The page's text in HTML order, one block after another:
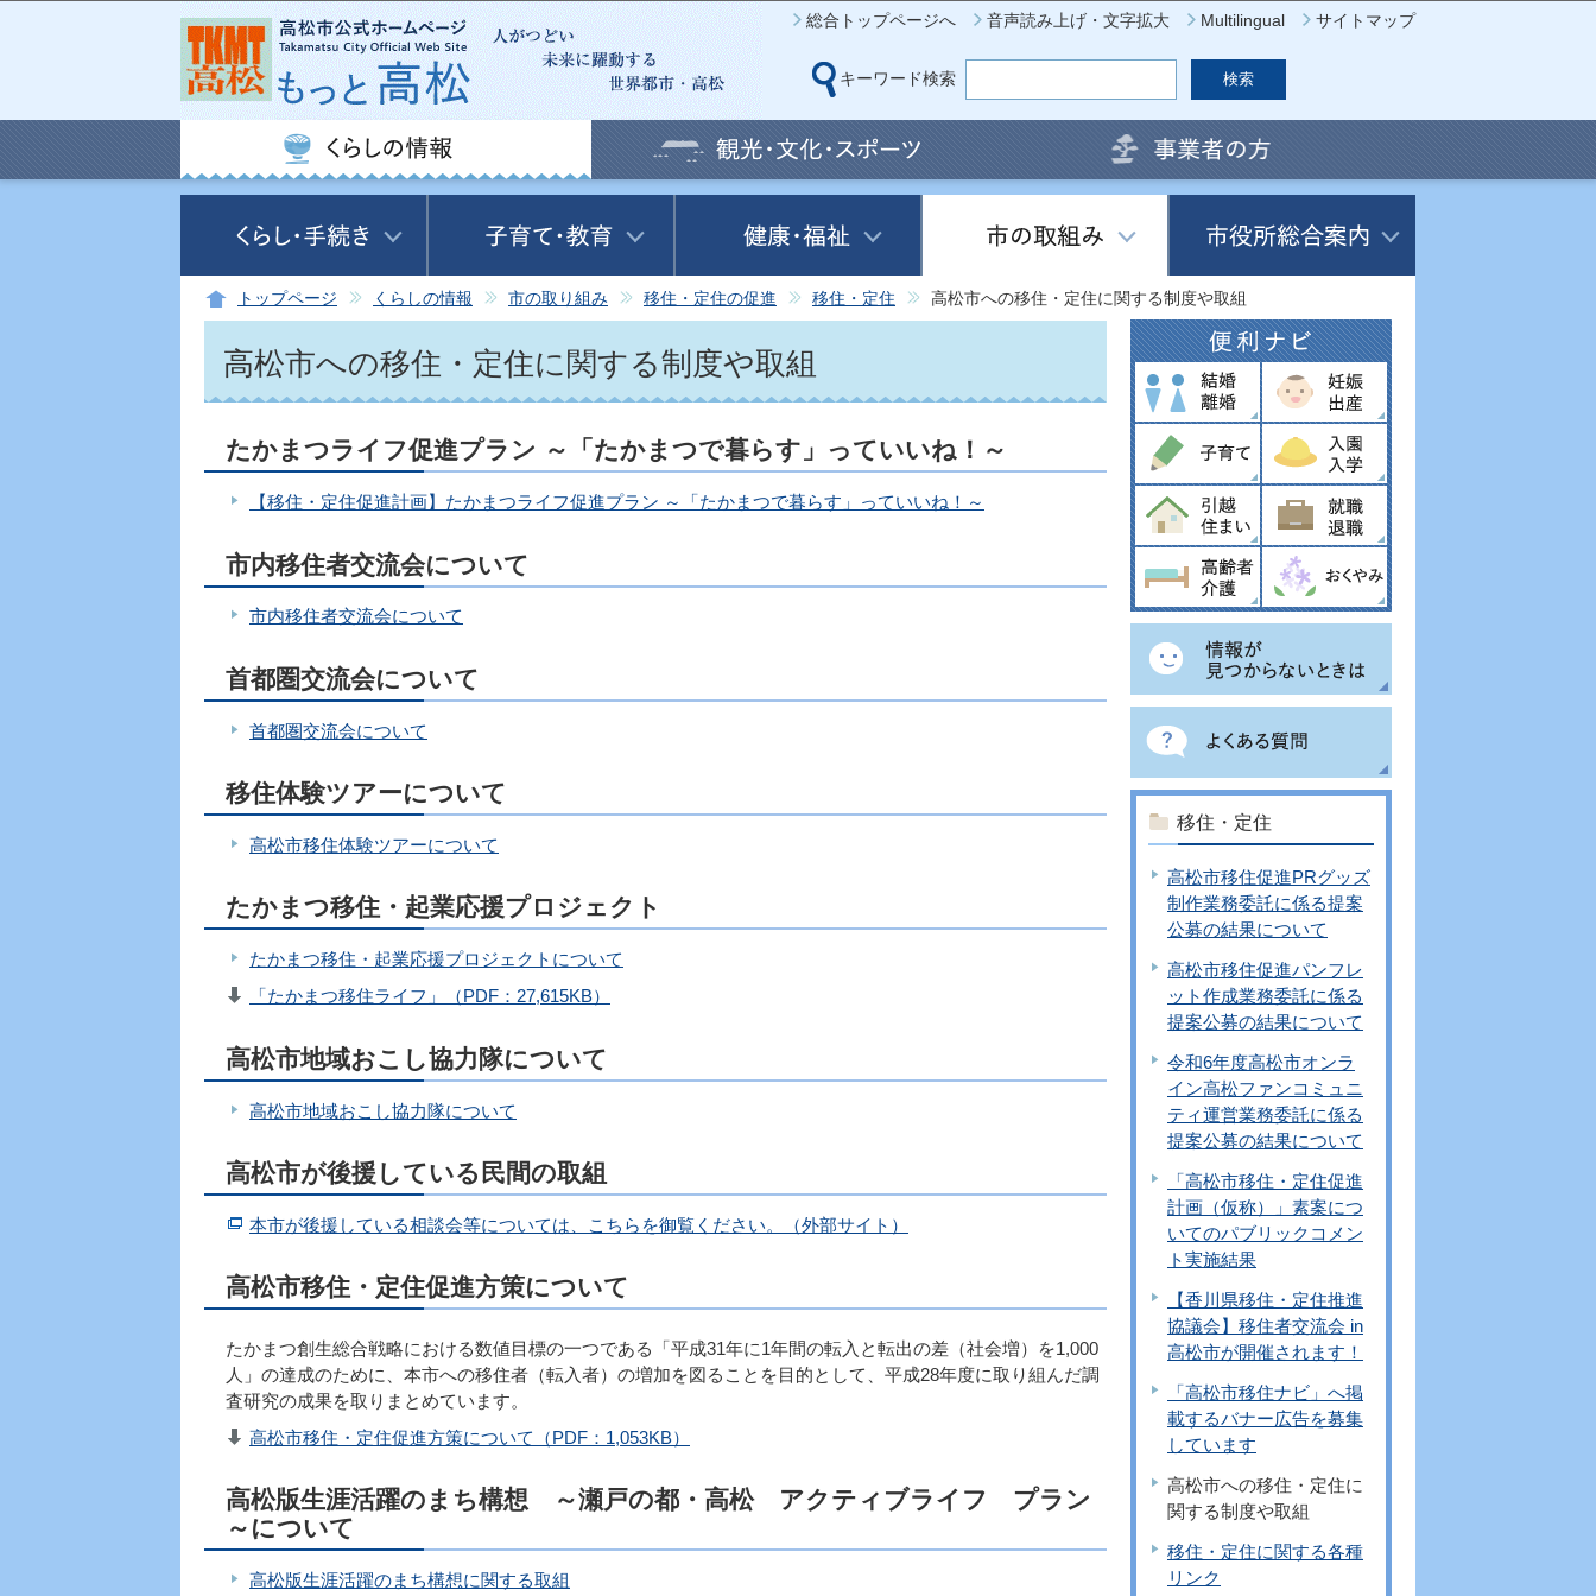
このページの本文へ移動
総合トップページへ 音声読み上げ・文字拡大 Multilingual サイトマップ
キーワード検索
トップページ くらしの情報 市の取り組み 移住・定住の促進 移住・定住 高松市への移住・定住に関する制度や取組
高松市への移住・定住に関する制度や取組
たかまつライフ促進プラン ～「たかまつで暮らす」っていいね！～
【移住・定住促進計画】たかまつライフ促進プラン ～「たかまつで暮らす」っていいね！～
市内移住者交流会について
市内移住者交流会について
首都圏交流会について
首都圏交流会について
移住体験ツアーについて
高松市移住体験ツアーについて
たかまつ移住・起業応援プロジェクト
たかまつ移住・起業応援プロジェクトについて
「たかまつ移住ライフ」（PDF：27,615KB）
高松市地域おこし協力隊について
高松市地域おこし協力隊について
高松市が後援している民間の取組
本市が後援している相談会等については、こちらを御覧ください。（外部サイト）
高松市移住・定住促進方策について
たかまつ創生総合戦略における数値目標の一つである「平成31年に1年間の転入と転出の差（社会増）を1,000
人」の達成のために、本市への移住者（転入者）の増加を図ることを目的として、平成28年度に取り組んだ調
査研究の成果を取りまとめています。
高松市移住・定住促進方策について（PDF：1,053KB）
高松版生涯活躍のまち構想 ～瀬戸の都・高松 アクティブライフ プラン
～について
高松版生涯活躍のまち構想に関する取組
移住・定住
高松市移住促進PRグッズ
制作業務委託に係る提案
公募の結果について
高松市移住促進パンフレ
ット作成業務委託に係る
提案公募の結果について
令和6年度高松市オンラ
イン高松ファンコミュニ
ティ運営業務委託に係る
提案公募の結果について
「高松市移住・定住促進
計画（仮称）」素案につ
いてのパブリックコメン
ト実施結果
【香川県移住・定住推進
協議会】移住者交流会 in
高松市が開催されます！
「高松市移住ナビ」へ掲
載するバナー広告を募集
しています
高松市への移住・定住に
関する制度や取組
移住・定住に関する各種
リンク